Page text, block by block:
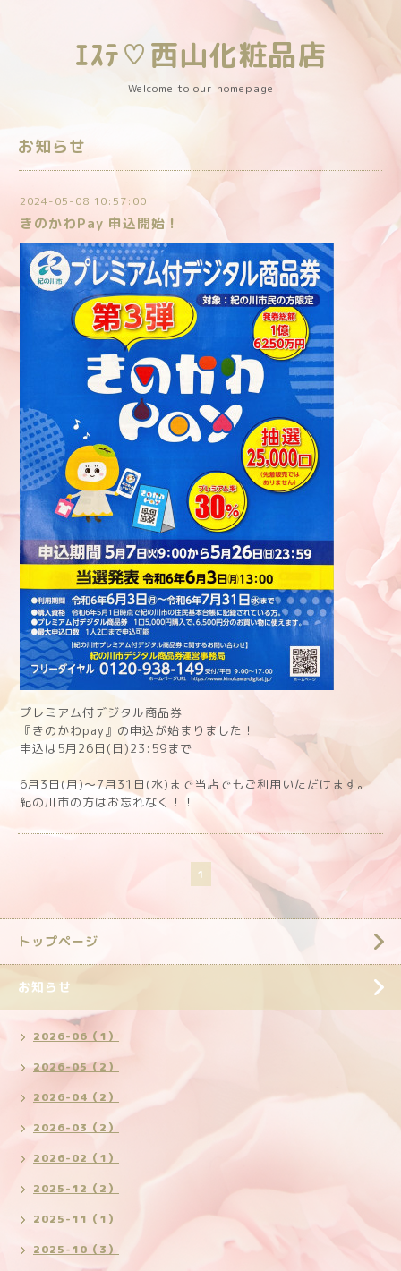
ｴｽﾃ♡西山化粧品店
Welcome to our homepage
お知らせ
2024-05-08 10:57:00
きのかわPay 申込開始！
プレミアム付デジタル商品券
『きのかわpay』の申込が始まりました！
申込は5月26日(日)23:59まで
6月3日(月)〜7月31日(水)まで当店でもご利用いただけます。
紀の川市の方はお忘れなく！！
1
トップページ
お知らせ
2026-06（1）
2026-05（2）
2026-04（2）
2026-03（2）
2026-02（1）
2025-12（2）
2025-11（1）
2025-10（3）